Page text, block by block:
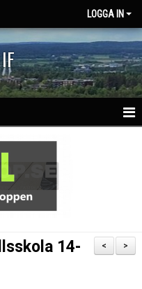
LOGGA IN
>
<
14-